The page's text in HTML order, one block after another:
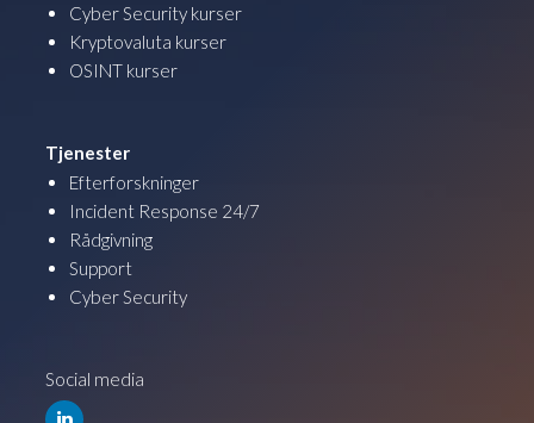
Cyber Security kurser
Kryptovaluta kurser
OSINT kurser
Tjenester
Efterforskninger
Incident Response 24/7
Rådgivning
Support
Cyber Security
Social media